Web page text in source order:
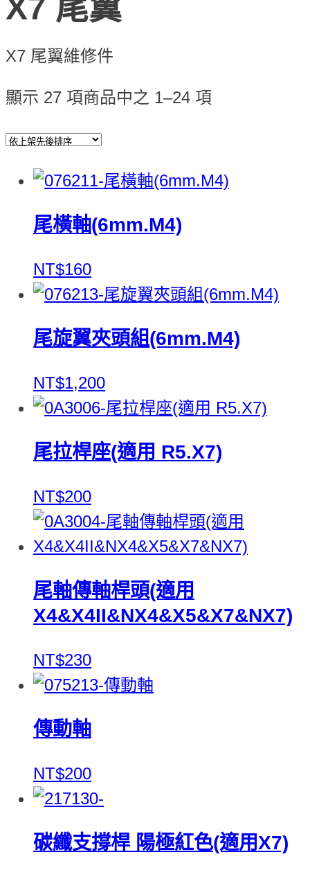
X7 尾翼
X7 尾翼維修件
顯示 27 項商品中之 1–24 項
尾橫軸(6mm.M4)
NT$160
尾旋翼夾頭組(6mm.M4)
NT$1,200
尾拉桿座(適用 R5.X7)
NT$200
尾軸傳軸桿頭(適用
X4&X4II&NX4&X5&X7&NX7)
NT$230
傳動軸
NT$200
碳纖支撐桿 陽極紅色(適用X7)